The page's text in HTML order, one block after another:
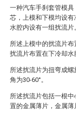
一种汽车手刹套管模
芯，上模和下模均设
水腔内设有一组扰流片
所述上模中的扰流片
扰流片布置在下冷却水
所述扰流片为扭弯成
角为30-60°。
所述扰流片包括一根
置的金属薄片，金属薄